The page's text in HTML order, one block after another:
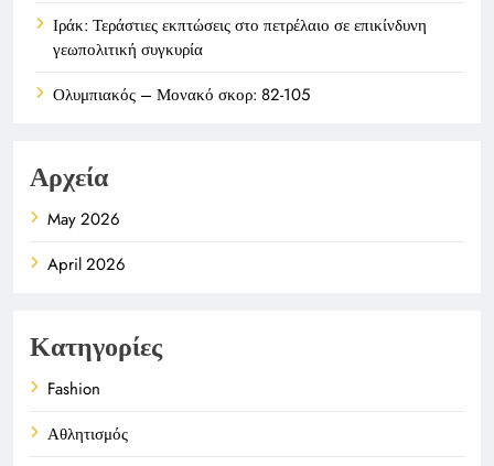
Ιράκ: Τεράστιες εκπτώσεις στο πετρέλαιο σε επικίνδυνη
γεωπολιτική συγκυρία
Ολυμπιακός – Μονακό σκορ: 82-105
Αρχεία
May 2026
April 2026
Κατηγορίες
Fashion
Αθλητισμός